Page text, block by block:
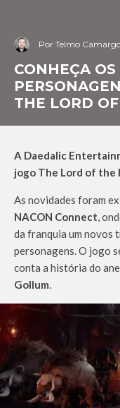
Por Telmo
CONHEÇA
THE LORD
A Daedalic
jogo The Lord of the
As novidades foram
NACON Connect,
da franquia um novos
personagens. O jogo
conta a história do
Gollum.